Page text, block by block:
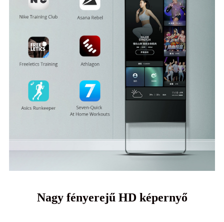
Nagy fényerejű HD képernyő